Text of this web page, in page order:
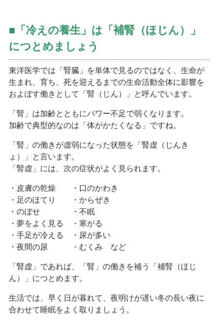
■「冷えの養生」は「補腎（ほじん）」
につとめましょう
東洋医学では「腎臓」を単体で見るのではなく、生命が
生まれ、育ち、死を迎えるまでの生命活動全体に影響を
およぼす働きとして「腎（じん）」と呼んでいます。
「腎」は加齢とともにパワー不足で弱くなります。
加齢で典型的なのは「体がかたくなる」ですね。
「腎」の働きが虚弱になった状態を「腎虚（じんき
ょ）」と言います。
「腎虚」には、次の症状がよく見られます。
・皮膚の乾燥 ・口のかわき
・足のほてり ・からぜき
・のぼせ ・不眠
・夢をよく見る ・寒がる
・手足が冷える ・尿が多い
・夜間の尿 ・むくみ など
「腎虚」であれば、「腎」の働きを補う「補腎（ほじ
ん）」につとめます。
生活では、早く日が暮れて、夜明けが遅い冬の長い夜に
合わせて睡眠をよく取りましょう。